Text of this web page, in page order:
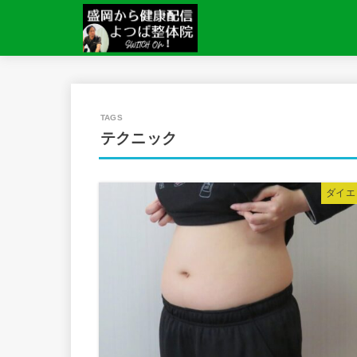
テクニック
ダイ